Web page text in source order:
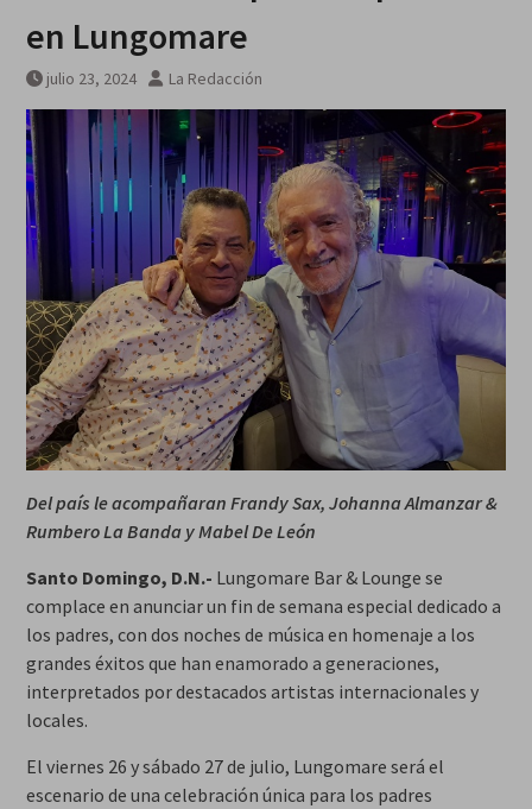
en Lungomare
julio 23, 2024 La Redacción
Del país le acompañaran Frandy Sax, Johanna Almanzar &
Rumbero La Banda y Mabel De León
Santo Domingo, D.N.- Lungomare Bar & Lounge se
complace en anunciar un fin de semana especial dedicado a
los padres, con dos noches de música en homenaje a los
grandes éxitos que han enamorado a generaciones,
interpretados por destacados artistas internacionales y
locales.
El viernes 26 y sábado 27 de julio, Lungomare será el
escenario de una celebración única para los padres